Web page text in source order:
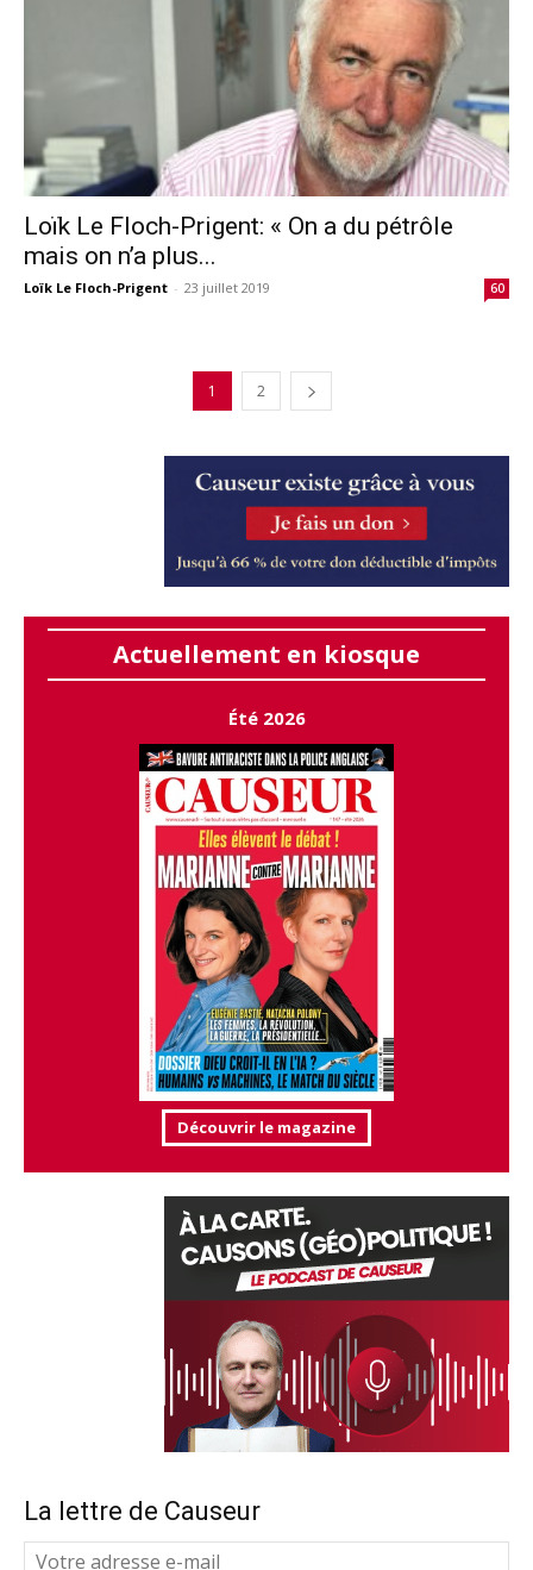
Loïk Le Floch-Prigent: « On a du pétrôle
mais on n’a plus...
Loïk Le Floch-Prigent - 23 juillet 2019 60
1 2
Actuellement en kiosque
Été 2026
Découvrir le magazine
La lettre de Causeur